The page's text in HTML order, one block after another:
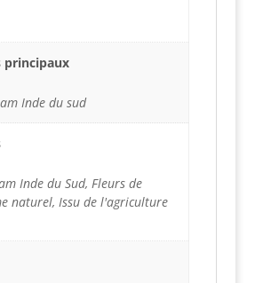
principaux
Inde du sud
Inde du Sud, Fleurs de
naturel, Issu de l'agriculture